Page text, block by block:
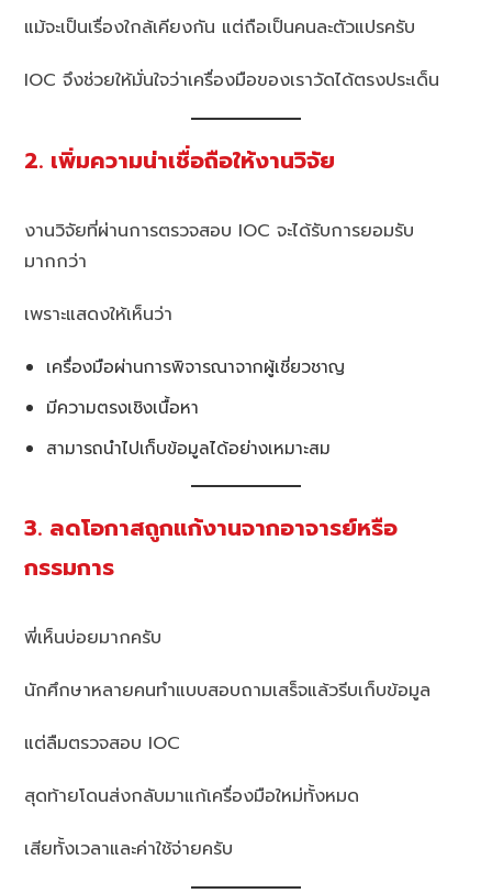
แม้จะเป็นเรื่องใกล้เคียงกัน แต่ถือเป็นคนละตัวแปรครับ
IOC จึงช่วยให้มั่นใจว่าเครื่องมือของเราวัดได้ตรงประเด็น
2. เพิ่มความน่าเชื่อถือให้งานวิจัย
งานวิจัยที่ผ่านการตรวจสอบ IOC จะได้รับการยอมรับ
มากกว่า
เพราะแสดงให้เห็นว่า
เครื่องมือผ่านการพิจารณาจากผู้เชี่ยวชาญ
มีความตรงเชิงเนื้อหา
สามารถนำไปเก็บข้อมูลได้อย่างเหมาะสม
3. ลดโอกาสถูกแก้งานจากอาจารย์หรือ
กรรมการ
พี่เห็นบ่อยมากครับ
นักศึกษาหลายคนทำแบบสอบถามเสร็จแล้วรีบเก็บข้อมูล
แต่ลืมตรวจสอบ IOC
สุดท้ายโดนส่งกลับมาแก้เครื่องมือใหม่ทั้งหมด
เสียทั้งเวลาและค่าใช้จ่ายครับ